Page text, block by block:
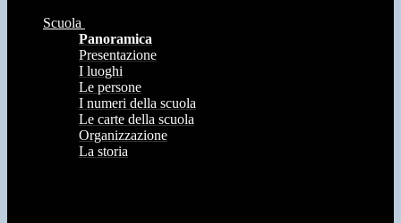
Scuola
Panoramica
Presentazione
I luoghi
Le persone
I numeri della scuola
Le carte della scuola
Organizzazione
La storia